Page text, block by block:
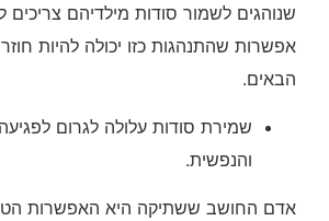
שנוהגים לשמור סודות מילדיהם צריכים
אפשרות שהתנהגות כזו יכולה להיות
הבאים.
שמירת סודות עלולה לגרום
והנפשית.
אדם החושב ששתיקה היא האפשרות